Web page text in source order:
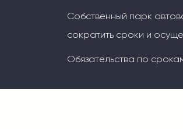
Собственный парк
сократить сроки и
Обязательства по